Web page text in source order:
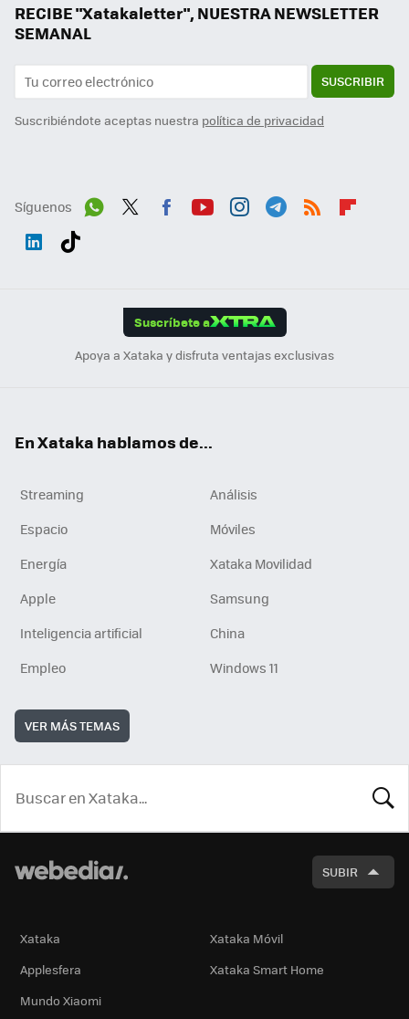
RECIBE "Xatakaletter", NUESTRA NEWSLETTER
SEMANAL
SUSCRIBIR
Suscribiéndote aceptas nuestra política de privacidad
Síguenos
Suscríbete a
Apoya a Xataka y disfruta ventajas exclusivas
En Xataka hablamos de...
Streaming
Análisis
Espacio
Móviles
Energía
Xataka Movilidad
Apple
Samsung
Inteligencia artificial
China
Empleo
Windows 11
VER MÁS TEMAS
SUBIR
Xataka
Xataka Móvil
Applesfera
Xataka Smart Home
Mundo Xiaomi